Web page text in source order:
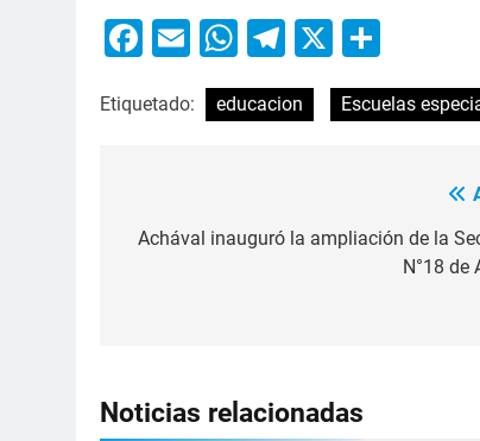
Facebook
EmailWhatsApp
Telegram
X
Etiquetado: educacion Escuelas
Achával inauguró la ampliación de la
N°18 de
Noticias relacionadas